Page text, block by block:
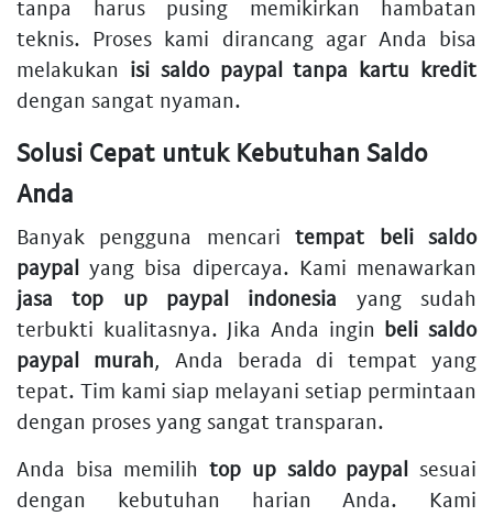
tanpa harus pusing memikirkan hambatan
teknis. Proses kami dirancang agar Anda bisa
melakukan isi saldo paypal tanpa kartu kredit
dengan sangat nyaman.
Solusi Cepat untuk Kebutuhan Saldo
Anda
Banyak pengguna mencaritempat beli saldo
paypal yang bisa dipercaya. Kami menawarkan
jasa top up paypal indonesia yang sudah
terbukti kualitasnya. Jika Anda ingin beli saldo
paypal murah, Anda berada di tempat yang
tepat. Tim kami siap melayani setiap permintaan
dengan proses yang sangat transparan.
Anda bisa memilihtop up saldo paypal sesuai
dengan kebutuhan harian Anda. Kami